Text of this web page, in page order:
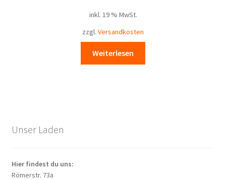
inkl. 19 % MwSt.
zzgl. Versandkosten
Weiterlesen
Unser Laden
Hier findest du uns:
Römerstr. 73a